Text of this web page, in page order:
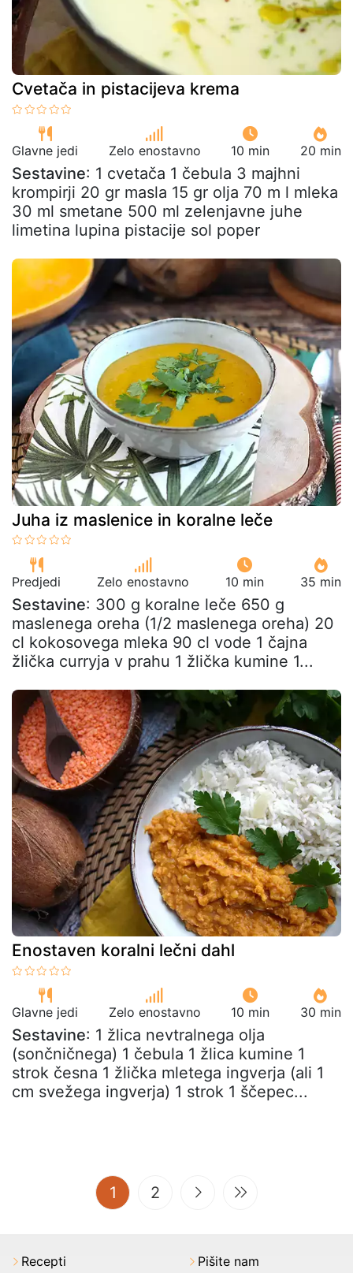
Cvetača in pistacijeva krema
Glavne jedi Zelo enostavno 10 min 20 min
Sestavine: 1 cvetača 1 čebula 3 majhni
krompirji 20 gr masla 15 gr olja 70 m l mleka
30 ml smetane 500 ml zelenjavne juhe
limetina lupina pistacije sol poper
Juha iz maslenice in koralne leče
Predjedi Zelo enostavno 10 min 35 min
Sestavine: 300 g koralne leče 650 g
maslenega oreha (1/2 maslenega oreha) 20
cl kokosovega mleka 90 cl vode 1 čajna
žlička curryja v prahu 1 žlička kumine 1...
Enostaven koralni lečni dahl
Glavne jedi Zelo enostavno 10 min 30 min
Sestavine: 1 žlica nevtralnega olja
(sončničnega) 1 čebula 1 žlica kumine 1
strok česna 1 žlička mletega ingverja (ali 1
cm svežega ingverja) 1 strok 1 ščepec...
1 (current)
2
Recepti Pišite nam